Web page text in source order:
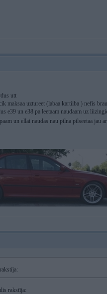
utt
maksaa uztureet (labaa kartiiba ) nefis
e39 un e38 pa leetaam naudaam uz
un ellai naudas nau pilna pilseetaa jau
rakstīja: